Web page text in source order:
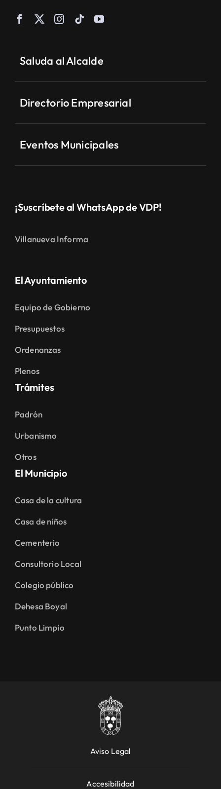
Saluda al Alcalde
Directorio Empresarial
Eventos Municipales
¡Suscríbete al WhatsApp de VDP!
Villanueva Informa
El Ayuntamiento
Equipo de Gobierno
Presupuestos
Ordenanzas
Plenos
Trámites
Padrón
Urbanismo
Otros
El Municipio
Casa de la cultura
Casa de niños
Cementerio
Consultorio Local
Colegio público
Dehesa Boyal
Punto Limpio
Aviso Legal
Accesibilidad